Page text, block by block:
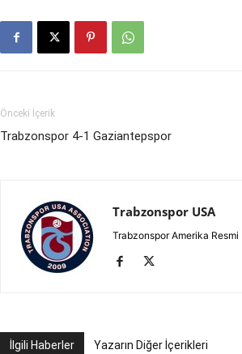
Önceki İçerik
Trabzonspor 4-1 Gaziantepspor
Trabzonspor USA
Trabzonspor Amerika
İlgili Haberler Yazarın Diğer İçerikleri